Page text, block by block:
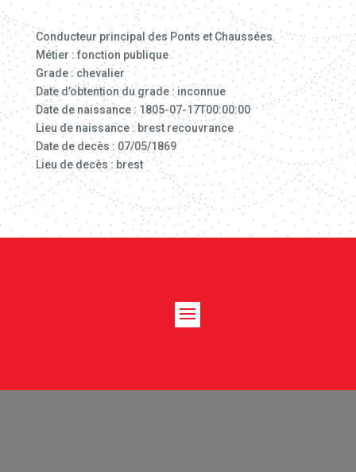
Conducteur principal des Ponts et Chaussées.
Métier : fonction publique
Grade : chevalier
Date d’obtention du grade : inconnue
Date de naissance : 1805-07-17T00:00:00
Lieu de naissance : brest recouvrance
Date de decès : 07/05/1869
Lieu de decès : brest